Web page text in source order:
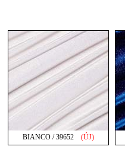
BIANCO / 39652 (ÚJ)